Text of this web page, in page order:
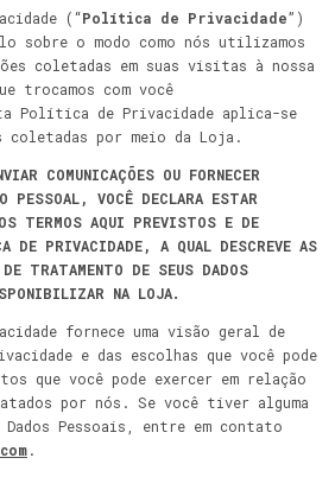
(“Política de Privacidade”)
sobre o modo como nós utilizamos
coletadas em suas visitas à nossa
trocamos com você
Política de Privacidade aplica-se
coletadas por meio da Loja.
COMUNICAÇÕES OU FORNECER
PESSOAL, VOCÊ DECLARA ESTAR
TERMOS AQUI PREVISTOS E DE
DE PRIVACIDADE, A QUAL DESCREVE AS
TRATAMENTO DE SEUS DADOS
NA LOJA.
fornece uma visão geral de
e das escolhas que você pode
que você pode exercer em relação
por nós. Se você tiver alguma
Pessoais, entre em contato
.